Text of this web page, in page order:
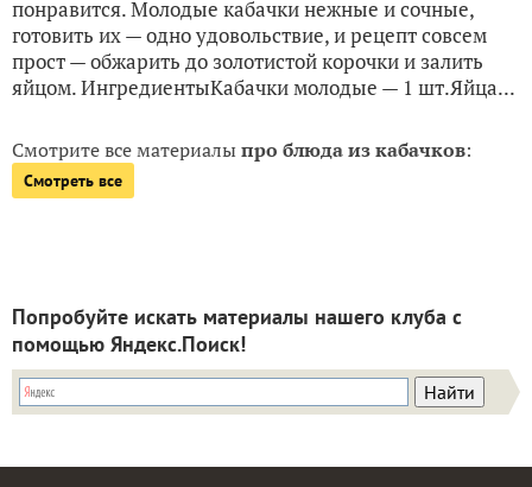
понравится. Молодые кабачки нежные и сочные,
готовить их — одно удовольствие, и рецепт совсем
прост — обжарить до золотистой корочки и залить
яйцом. ИнгредиентыКабачки молодые — 1 шт.Яйца...
Смотрите все материалыпро блюда из кабачков:
Смотреть все
Попробуйте искать материалы нашего клуба с
помощью Яндекс.Поиск!